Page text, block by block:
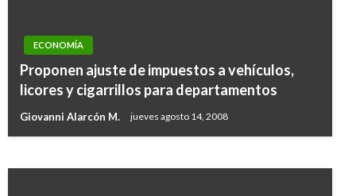
ECONOMÍA
Proponen ajuste de impuestos a vehículos,
licores y cigarrillos para departamentos
Giovanni Alarcón M. jueves agosto 14, 2008
Hay escases de personal calificado en la